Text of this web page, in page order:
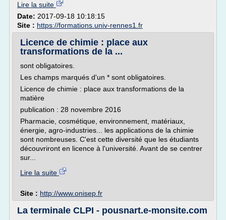
Lire la suite
Date: 2017-09-18 10:18:15
Site : https://formations.univ-rennes1.fr
Licence de chimie : place aux
transformations de la ...
sont obligatoires.
Les champs marqués d'un * sont obligatoires.
Licence de chimie : place aux transformations de la
matière
publication : 28 novembre 2016
Pharmacie, cosmétique, environnement, matériaux,
énergie, agro-industries... les applications de la chimie
sont nombreuses. C'est cette diversité que les étudiants
découvriront en licence à l'université. Avant de se centrer
sur...
Lire la suite
Site : http://www.onisep.fr
La terminale CLPI - pousnart.e-monsite.com